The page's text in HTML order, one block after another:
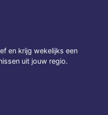
en krijg wekelijks een
uit jouw regio.